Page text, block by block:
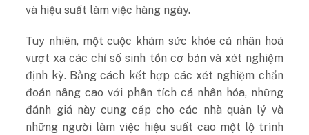
và hiệu suất làm việc hàng ngày.
Tuy nhiên, một cuộc khám sức khỏe cá nhân hoá
vượt xa các chỉ số sinh tồn cơ bản và xét nghiệm
định kỳ. Bằng cách kết hợp các xét nghiệm chẩn
đoán nâng cao với phân tích cá nhân hóa, những
đánh giá này cung cấp cho các nhà quản lý và
những người làm việc hiệu suất cao một lộ trình